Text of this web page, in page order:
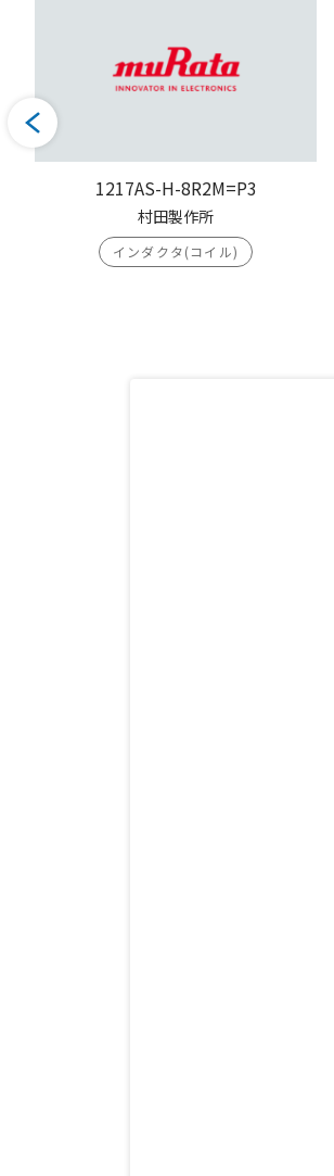
1217AS-H-8R2M=P3
村田製作所
インダクタ(コイル)